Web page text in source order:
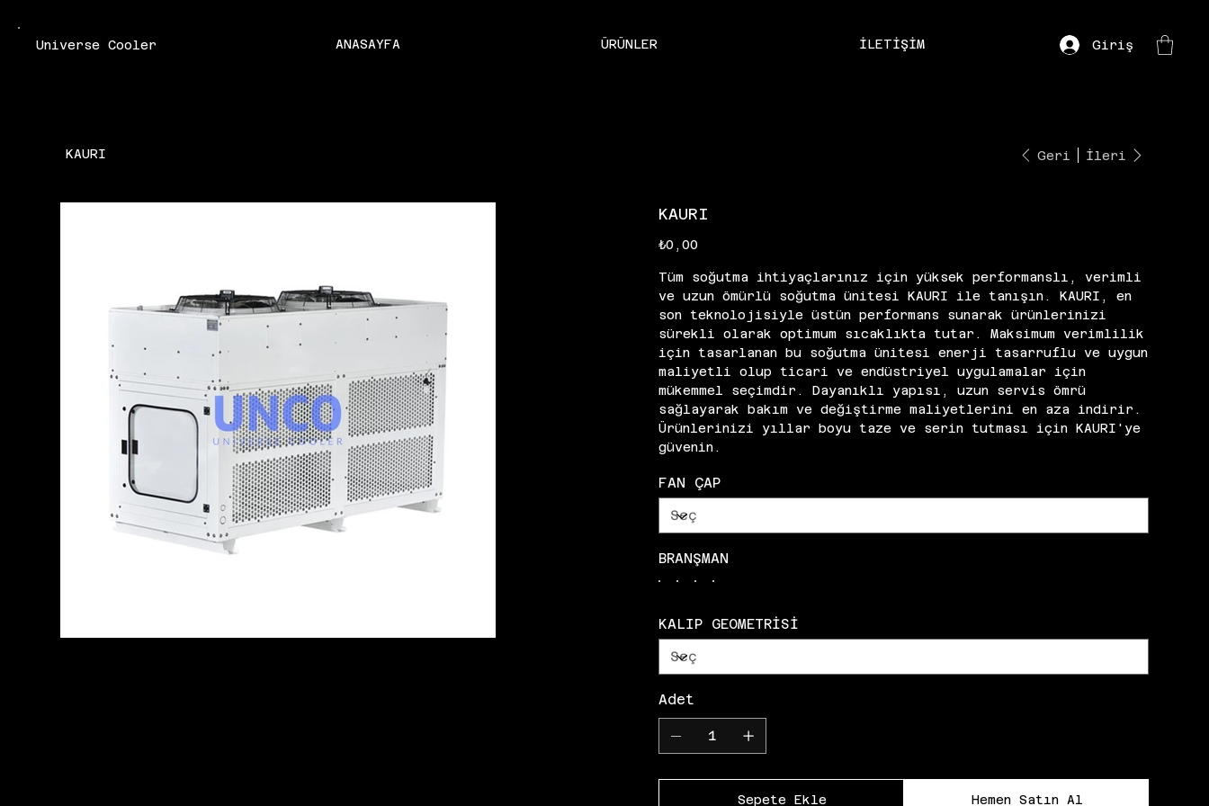
Universe Cooler ANASAYFA ÜRÜNLER İLETİŞİM Giriş
KAURI Geri İleri
KAURI
Fiyat
₺0,00
Tüm soğutma ihtiyaçlarınız için yüksek performanslı, verimli
ve uzun ömürlü soğutma ünitesi KAURI ile tanışın. KAURI, en
son teknolojisiyle üstün performans sunarak ürünlerinizi
sürekli olarak optimum sıcaklıkta tutar. Maksimum verimlilik
için tasarlanan bu soğutma ünitesi enerji tasarruflu ve uygun
maliyetli olup ticari ve endüstriyel uygulamalar için
mükemmel seçimdir. Dayanıklı yapısı, uzun servis ömrü
sağlayarak bakım ve değiştirme maliyetlerini en aza indirir.
Ürünlerinizi yıllar boyu taze ve serin tutması için KAURI'ye
güvenin.
FAN ÇAP
BRANŞMAN
KALIP GEOMETRİSİ
Adet
Sepete Ekle Hemen Satın Al